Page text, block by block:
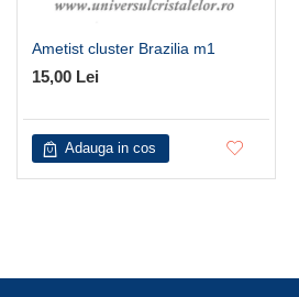
Ametist cluster Brazilia m1
15,00 Lei
Adauga in cos